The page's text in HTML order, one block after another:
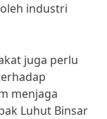
industri
juga perlu
menjaga
Luhut Binsar